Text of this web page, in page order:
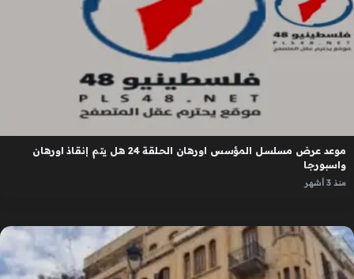
موعد عرض مسلسل المؤسس اورهان الحلقة 24 هل يتم إنقاذ اورهان
واسبورجا
منذ 3 أشهر